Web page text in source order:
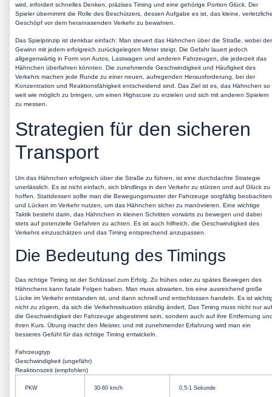
wird, erfordert schnelles Denken, präzises Timing und eine gehörige Portion Glück. Der
Spieler übernimmt die Rolle des Beschützers, dessen Aufgabe es ist, das kleine,
Geschöpf vor dem heranrasenden Verkehr zu bewahren.
Das Spielprinzip ist denkbar einfach: Man steuert das Hähnchen über die Straße, wobei der
Gewinn mit jedem erfolgreich zurückgelegten Meter steigt. Die Gefahr lauert jedoch
allgegenwärtig in Form von Autos, Lastwagen und anderen Fahrzeugen, die jederzeit das
Hähnchen überfahren könnten. Die zunehmende Geschwindigkeit und Häufigkeit des
Verkehrs machen jede Runde zu einer neuen, aufregenden Herausforderung, bei der
Konzentration und Reaktionsfähigkeit entscheidend sind. Das Ziel ist es, das Hähnchen so
weit wie möglich zu bringen, um einen Highscore zu erzielen und sich mit anderen Spielern
zu messen.
Strategien für den sicheren
Transport
Um das Hähnchen erfolgreich über die Straße zu führen, ist eine durchdachte Strategie
unerlässlich. Es ist nicht einfach, sich blindlings in den Verkehr zu stürzen und auf Glück zu
hoffen. Stattdessen sollte man die Bewegungsmuster der Fahrzeuge sorgfältig beobachten
und Lücken im Verkehr nutzen, um das Hähnchen sicher zu manövrieren. Eine wichtige
Taktik besteht darin, das Hähnchen in kleinen Schritten vorwärts zu bewegen und dabei
stets auf potenzielle Gefahren zu achten. Es ist auch hilfreich, die Geschwindigkeit des
Verkehrs einzuschätzen und das Timing entsprechend anzupassen.
Die Bedeutung des Timings
Das richtige Timing ist der Schlüssel zum Erfolg. Zu frühes oder zu spätes Bewegen des
Hähnchens kann fatale Folgen haben. Man muss abwarten, bis eine ausreichend große
Lücke im Verkehr entstanden ist, und dann schnell und entschlossen handeln. Es ist
nicht zu zögern, da sich die Verkehrssituation ständig ändert. Das Timing muss nicht nur auf
die Geschwindigkeit der Fahrzeuge abgestimmt sein, sondern auch auf ihre Entfernung
ihren Kurs. Übung macht den Meister, und mit zunehmender Erfahrung wird man ein
besseres Gefühl für das richtige Timing entwickeln.
Fahrzeugtyp
Geschwindigkeit (ungefähr)
Reaktionszeit (empfohlen)
PKW 30-60 km/h 0,5-1 Sekunde